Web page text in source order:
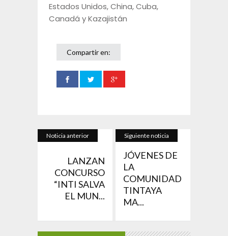
Estados Unidos, China, Cuba,
Canadá y Kazajistán
Compartir en:
Noticia anterior
LANZAN
CONCURSO
“INTI SALVA
EL MUN...
Siguiente noticia
JÓVENES DE
LA
COMUNIDAD
TINTAYA
MA...